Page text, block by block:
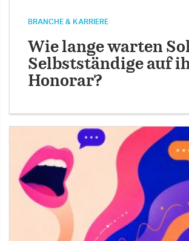
BRANCHE & KARRIERE
Wie lange warten
Selbstständige auf
Honorar?